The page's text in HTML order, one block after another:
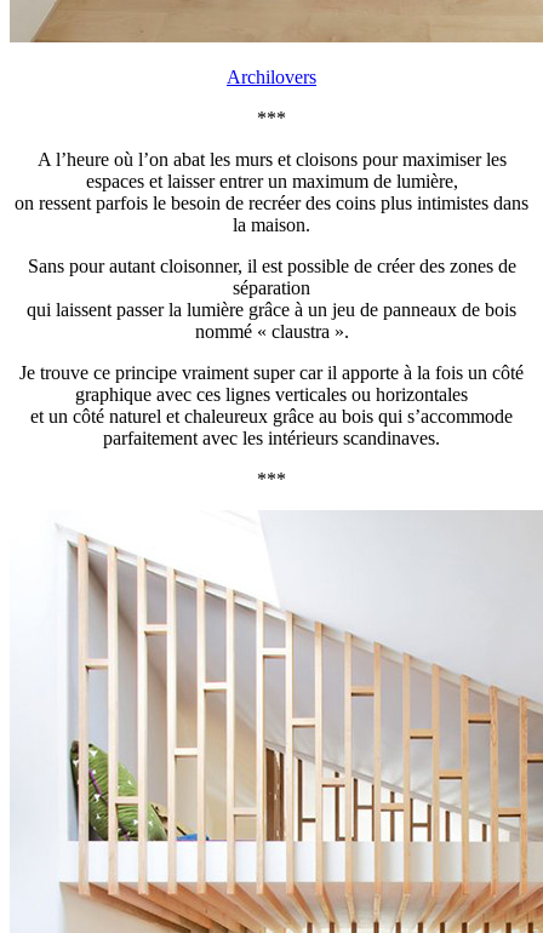
Archilovers
***
A l’heure où l’on abat les murs et cloisons pour maximiser les
espaces et laisser entrer un maximum de lumière,
on ressent parfois le besoin de recréer des coins plus intimistes dans
la maison.
Sans pour autant cloisonner, il est possible de créer des zones de
séparation
qui laissent passer la lumière grâce à un jeu de panneaux de bois
nommé « claustra ».
Je trouve ce principe vraiment super car il apporte à la fois un côté
graphique avec ces lignes verticales ou horizontales
et un côté naturel et chaleureux grâce au bois qui s’accommode
parfaitement avec les intérieurs scandinaves.
***